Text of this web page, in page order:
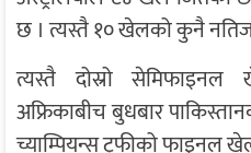
छ । त्यस्तै १० खेलको कुनै
त्यस्तै दोस्रो
अफ्रिकाबीच बुधबार